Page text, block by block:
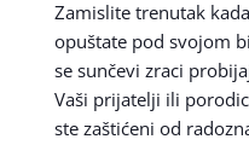
Zamislite trenutak
opuštate pod svojom
se sunčevi zraci
Vaši prijatelji ili
ste zaštićeni od